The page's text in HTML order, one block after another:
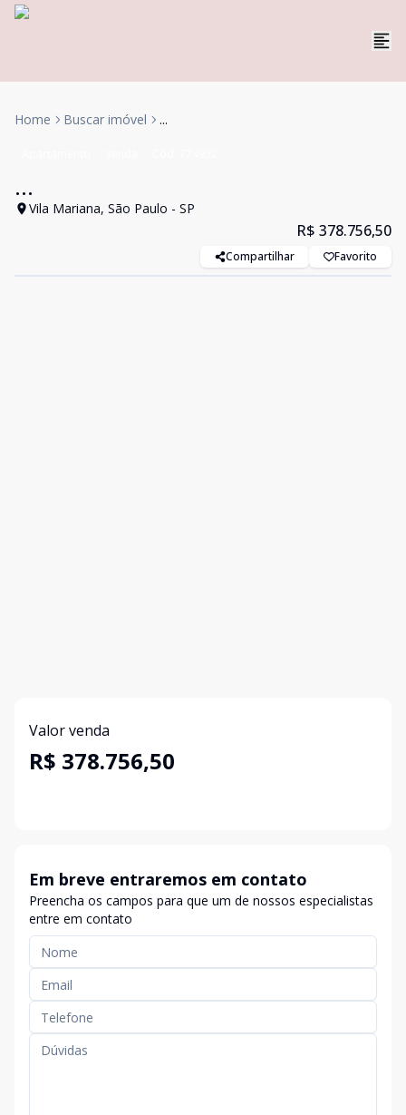
Home Buscar imóvel ...
...
Vila Mariana, São Paulo - SP
R$ 378.756,50
Compartilhar Favorito
Valor venda
R$ 378.756,50
Em breve entraremos em contato
Preencha os campos para que um de nossos especialistas
entre em contato